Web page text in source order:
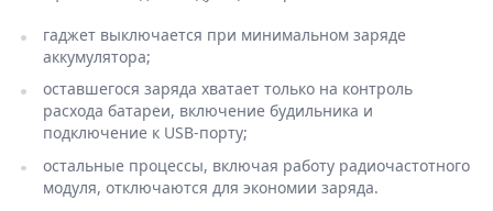
гаджет выключается при минимальном заряде
аккумулятора;
оставшегося заряда хватает только на контроль
расхода батареи, включение будильника и
подключение к USB-порту;
остальные процессы, включая работу радиочастотного
модуля, отключаются для экономии заряда.